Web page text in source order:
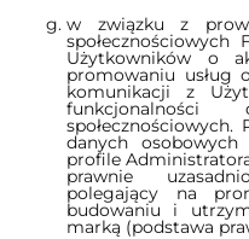
w związku z
Użytkowników o
promowaniu usług
komunikacji z
społecznościowych.
danych osobowych
profile
prawnie
polegający na
budowaniu i
marką (podstawa